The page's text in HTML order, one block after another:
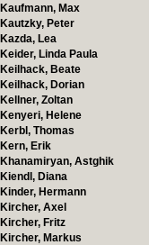
Kaufmann, Max
Kautzky, Peter
Kazda, Lea
Keider, Linda Paula
Keilhack, Beate
Keilhack, Dorian
Kellner, Zoltan
Kenyeri, Helene
Kerbl, Thomas
Kern, Erik
Khanamiryan, Astghik
Kiendl, Diana
Kinder, Hermann
Kircher, Axel
Kircher, Fritz
Kircher, Markus